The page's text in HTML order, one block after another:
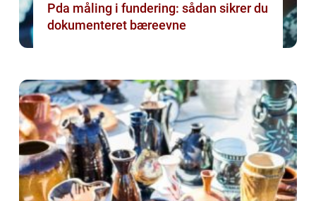
Pda måling i fundering: sådan sikrer du
dokumenteret bæreevne